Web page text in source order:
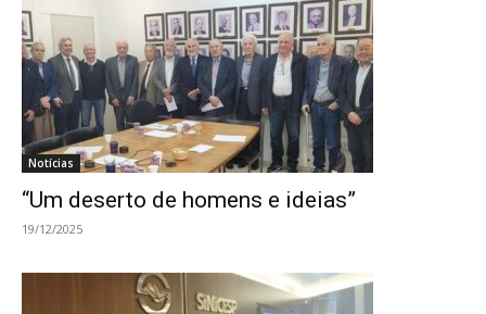
Notícias
“Um deserto de homens e ideias”
19/12/2025